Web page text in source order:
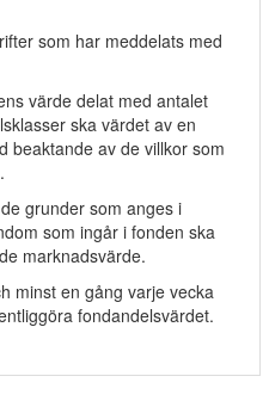
som har meddelats med
värde delat med antalet
ska värdet av en
beaktande av de villkor som
grunder som anges i
som ingår i fonden ska
marknadsvärde.
minst en gång varje vecka
fondandelsvärdet.